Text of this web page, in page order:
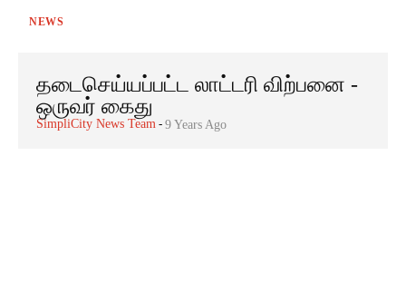
NEWS
தடைசெய்யப்பட்ட லாட்டரி விற்பனை -
ஒருவர் கைது
SimpliCity News Team - 9 Years Ago